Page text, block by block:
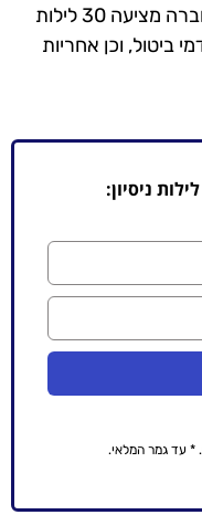
בשווי 880 ש"ח – במתנה. בנוסף, החברה מציעה 30 לילות
ביטול, וכן אחריות
* עד גמר המלאי.